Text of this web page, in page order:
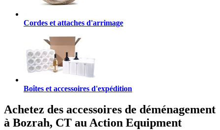
Cordes et attaches d'arrimage
Boîtes et accessoires d'expédition
Achetez des accessoires de déménagement
à Bozrah, CT au Action Equipment